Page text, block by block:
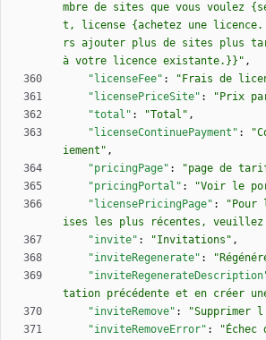
mbre de sites que vous voulez
t, license {achetez une licence.
rs ajouter plus de sites plus
à votre licence existante.}}" ,
"licenseFee" : "Frais de
"licensePriceSite" : "Prix
"total" : "Total" ,
"licenseContinuePayment" :
iement" ,
"pricingPage" : "page de
"pricingPortal" : "Voir le
"licensePricingPage" :
ises les plus récentes,
"invite" : "Invitations" ,
"inviteRegenerate" :
tation précédente et en créer
"inviteRemove" :
"inviteRemoveError" :
"Échec